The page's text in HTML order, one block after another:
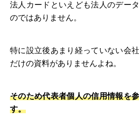
法人カードといえども法人のデー
のではありません。
特に設立後あまり経っていない会
だけの資料がありませんよね。
そのため代表者個人の信用情報を
す。